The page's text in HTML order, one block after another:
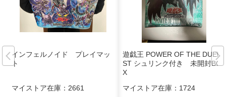
インフェルノイド プレイマッ
ト
マイストア在庫： 2661
遊戯王 POWER OF THE DUELI
ST シュリンク付き 未開封BO
X
マイストア在庫： 1724